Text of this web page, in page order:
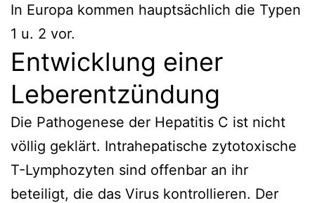
In Europa kommen hauptsächlich die Typen
1 u. 2 vor.
Entwicklung einer
Leberentzündung
Die Pathogenese der Hepatitis C ist nicht
völlig geklärt. Intrahepatische zytotoxische
T-Lymphozyten sind offenbar an ihr
beteiligt, die das Virus kontrollieren. Der